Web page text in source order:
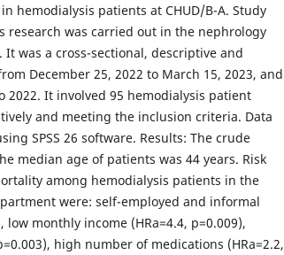
hemodialysis patients at CHUD/B-A. Study
research was carried out in the nephrology
It was a cross-sectional, descriptive and
December 25, 2022 to March 15, 2023, and
2022. It involved 95 hemodialysis patient
and meeting the inclusion criteria. Data
SPSS 26 software. Results: The crude
median age of patients was 44 years. Risk
among hemodialysis patients in the
were: self-employed and informal
low monthly income (HRa=4.4, p=0.009),
high number of medications (HRa=2.2,